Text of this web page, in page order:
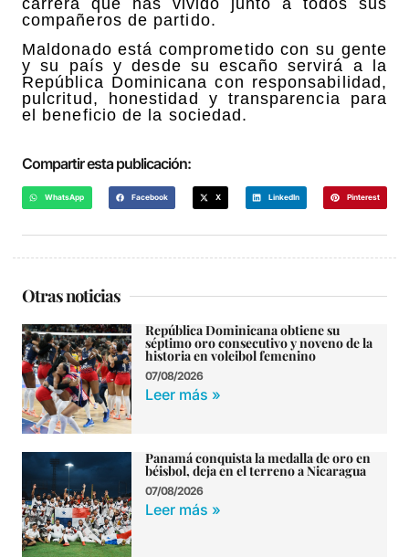
carrera que has vivido junto a todos sus
compañeros de partido.
Maldonado está comprometido con su gente
y su país y desde su escaño servirá a la
República Dominicana con responsabilidad,
pulcritud, honestidad y transparencia para
el beneficio de la sociedad.
Compartir esta publicación:
WhatsApp Facebook X LinkedIn Pinterest
Otras noticias
República Dominicana obtiene su
séptimo oro consecutivo y noveno de la
historia en voleibol femenino
07/08/2026
Leer más »
Panamá conquista la medalla de oro en
béisbol, deja en el terreno a Nicaragua
07/08/2026
Leer más »